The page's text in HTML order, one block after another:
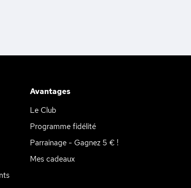
Avantages
Le Club
Programme fidélité
Parrainage - Gagnez 5 € !
Mes cadeaux